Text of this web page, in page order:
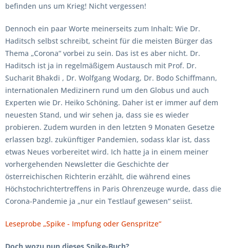
befinden uns um Krieg! Nicht vergessen!
Dennoch ein paar Worte meinerseits zum Inhalt: Wie Dr.
Haditsch selbst schreibt, scheint für die meisten Bürger das
Thema „Corona“ vorbei zu sein. Das ist es aber nicht. Dr.
Haditsch ist ja in regelmäßigem Austausch mit Prof. Dr.
Sucharit Bhakdi , Dr. Wolfgang Wodarg, Dr. Bodo Schiffmann,
internationalen Medizinern rund um den Globus und auch
Experten wie Dr. Heiko Schöning. Daher ist er immer auf dem
neuesten Stand, und wir sehen ja, dass sie es wieder
probieren. Zudem wurden in den letzten 9 Monaten Gesetze
erlassen bzgl. zukünftiger Pandemien, sodass klar ist, dass
etwas Neues vorbereitet wird. Ich hatte ja in einem meiner
vorhergehenden Newsletter die Geschichte der
österreichischen Richterin erzählt, die während eines
Höchstochrichtertreffens in Paris Ohrenzeuge wurde, dass die
Corona-Pandemie ja „nur ein Testlauf gewesen“ seiist.
Leseprobe „Spike - Impfung oder Genspritze“
Doch wozu nun dieses Spike-Buch?